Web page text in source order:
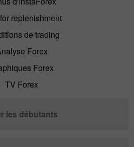
replenishment
de trading
Forex
Forex
TV Forex
les débutants